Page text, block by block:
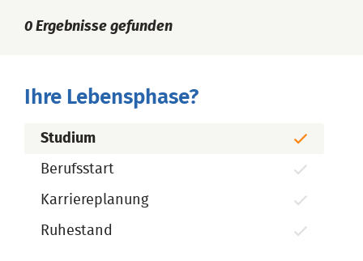
0 Ergebnisse gefunden
Ihre Lebensphase?
Studium
Berufsstart
Karriereplanung
Ruhestand